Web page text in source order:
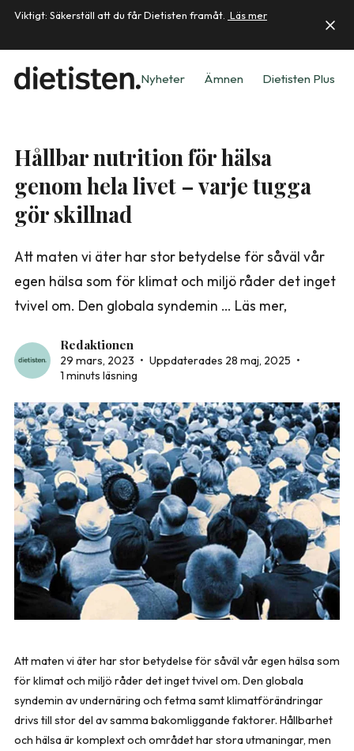
Viktigt: Säkerställ att du får Dietisten framåt. Läs mer
Nyheter Ämnen Dietisten Plus
Hållbar nutrition för hälsa
genom hela livet – varje tugga
gör skillnad
Att maten vi äter har stor betydelse för såväl vår
egen hälsa som för klimat och miljö råder det inget
tvivel om. Den globala syndemin … Läs mer,
Redaktionen
29 mars, 2023 • Uppdaterades 28 maj, 2025 •
1 minuts läsning
Att maten vi äter har stor betydelse för såväl vår egen hälsa som
för klimat och miljö råder det inget tvivel om. Den globala
syndemin av undernäring och fetma samt klimatförändringar
drivs till stor del av samma bakomliggande faktorer. Hållbarhet
och hälsa är komplext och området har stora utmaningar, men